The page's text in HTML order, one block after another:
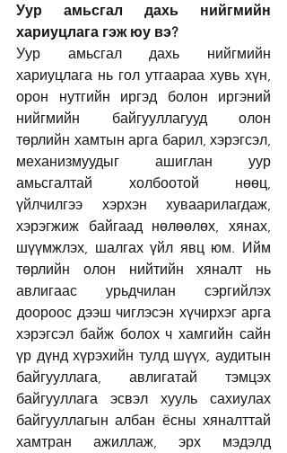
Уур амьсгал дахь нийгмийн
хариуцлага гэж юу вэ?
Уур амьсгал дахь нийгмийн
хариуцлага нь гол утгаараа хувь хүн,
орон нутгийн иргэд болон иргэний
нийгмийн байгууллагууд олон
төрлийн хамтын арга барил, хэрэгсэл,
механизмуудыг ашиглан уур
амьсгалтай холбоотой нөөц,
үйлчилгээ хэрхэн хуваарилагдаж,
хэрэгжиж байгаад нөлөөлөх, хянах,
шүүмжлэх, шалгах үйл явц юм. Ийм
төрлийн олон нийтийн хяналт нь
авлигаас урьдчилан сэргийлэх
доороос дээш чиглэсэн хүчирхэг арга
хэрэгсэл байж болох ч хамгийн сайн
үр дүнд хүрэхийн тулд шүүх, аудитын
байгууллага, авлигатай тэмцэх
байгууллага эсвэл хууль сахиулах
байгууллагын албан ёсны хяналттай
хамтран ажиллаж, эрх мэдэлд